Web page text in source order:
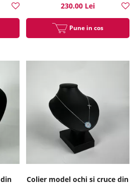
230.00 Lei
Pune in cos
Colier model ochi si cruce din